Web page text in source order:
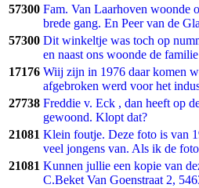
57300 Fam. Van Laarhoven woonde
brede gang. En Peer van de
57300 Dit winkeltje was toch op
en naast ons woonde de
17176 Wiij zijn in 1976 daar komen
afgebroken werd voor het
27738 Freddie v. Eck , dan heeft op
gewoond. Klopt dat?
21081 Klein foutje. Deze foto is van
veel jongens van. Als ik de
21081 Kunnen jullie een kopie van
C.Beket Van Goenstraat 2,